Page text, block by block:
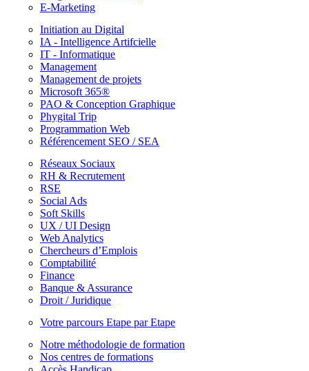
E-Marketing
Initiation au Digital
IA - Intelligence Artifcielle
IT - Informatique
Management
Management de projets
Microsoft 365®
PAO & Conception Graphique
Phygital Trip
Programmation Web
Référencement SEO / SEA
Réseaux Sociaux
RH & Recrutement
RSE
Social Ads
Soft Skills
UX / UI Design
Web Analytics
Chercheurs d’Emplois
Comptabilité
Finance
Banque & Assurance
Droit / Juridique
Votre parcours Etape par Etape
Notre méthodologie de formation
Nos centres de formations